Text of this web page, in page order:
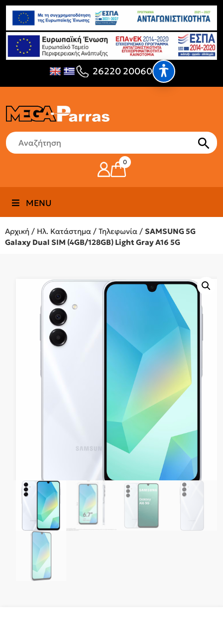
26220 20060
0
MENU
Αρχική / Ηλ. Κατάστημα / Τηλεφωνία / SAMSUNG 5G
Galaxy Dual SIM (4GB/128GB) Light Gray A16 5G